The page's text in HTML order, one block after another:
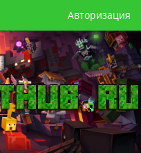
Авторизация